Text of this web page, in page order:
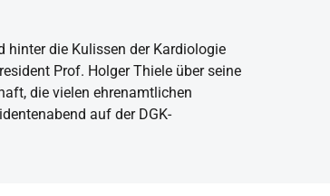
hinter die Kulissen der Kardiologie
Prof. Holger Thiele über seine
die vielen ehrenamtlichen
auf der DGK-